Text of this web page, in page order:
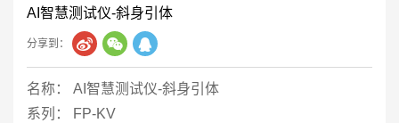
AI智慧测试仪-斜身引体
分享到：
名称： AI智慧测试仪-斜身引体
系列： FP-KV